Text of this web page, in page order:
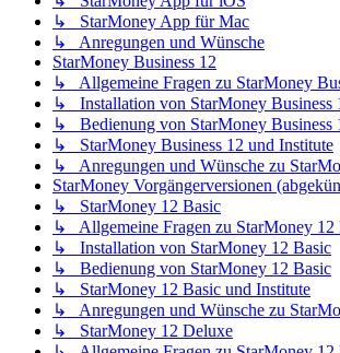
↳ StarMoney App für Mac
↳ Anregungen und Wünsche
StarMoney Business 12
↳ Allgemeine Fragen zu StarMoney
↳ Installation von StarMoney Business
↳ Bedienung von StarMoney Business
↳ StarMoney Business 12 und Institute
↳ Anregungen und Wünsche zu
StarMoney Vorgängerversionen
↳ StarMoney 12 Basic
↳ Allgemeine Fragen zu StarMoney 12
↳ Installation von StarMoney 12 Basic
↳ Bedienung von StarMoney 12 Basic
↳ StarMoney 12 Basic und Institute
↳ Anregungen und Wünsche zu
↳ StarMoney 12 Deluxe